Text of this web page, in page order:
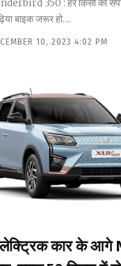
350 : हर किसी का
बाइक जरूर हो....
10, 2023 4:02 PM
कार के आगे